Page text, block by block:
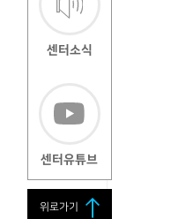
센터소식
센터유튜브
위로가기